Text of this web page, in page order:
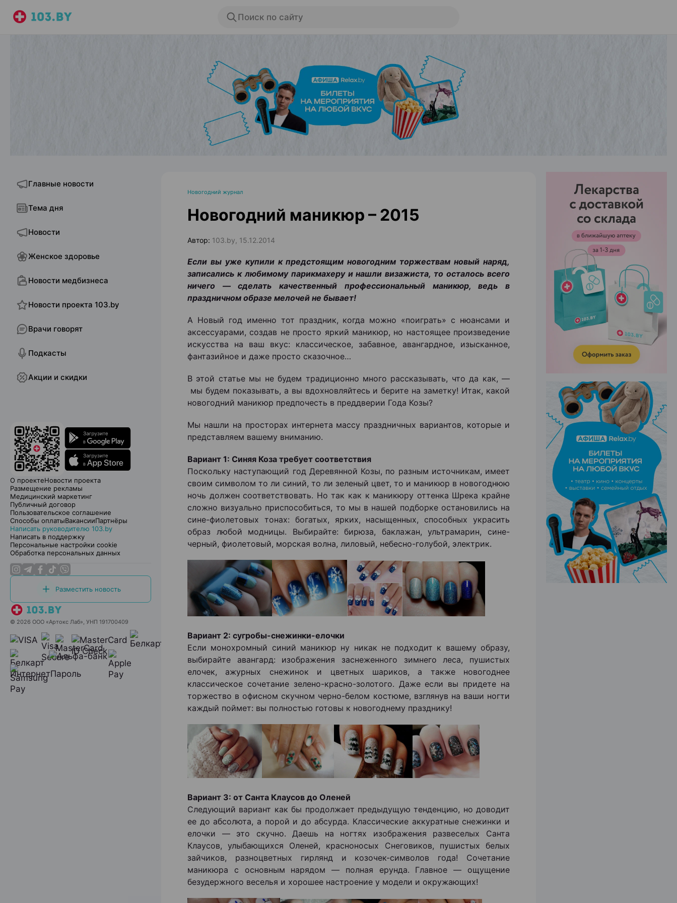
Поиск по сайту
ЭФФЕКТИВНАЯ РЕКЛАМА НА САЙТЕ
Главные новости
Тема дня
Новости
Женское здоровье
Новости медбизнеса
Новости проекта 103.by
Врачи говорят
Подкасты
Акции и скидки
О проектеНовости проекта
Размещение рекламы
Медицинский маркетинг
Публичный договор
Пользовательское соглашение
Способы оплатыВакансииПартнёры
Написать руководителю 103.by
Написать в поддержку
Персональные настройки cookie
Обработка персональных данных
Разместить новость
© 2026 ООО «Артокс Лаб», УНП 191700409
Новогодний журнал
Новогодний маникюр – 2015
Автор: 103.by, 15.12.2014
Если вы уже купили к предстоящим новогодним торжествам новый наряд,
записались к любимому парикмахеру и нашли визажиста, то осталось всего
ничего — сделать качественный профессиональный маникюр, ведь в
праздничном образе мелочей не бывает!
А Новый год именно тот праздник, когда можно «поиграть» с нюансами и
аксессуарами, создав не просто яркий маникюр, но настоящее произведение
искусства на ваш вкус: классическое, забавное, авангардное, изысканное,
фантазийное и даже просто сказочное…
В этой статье мы не будем традиционно много рассказывать, что да как, —
мы будем показывать, а вы вдохновляйтесь и берите на заметку! Итак, какой
новогодний маникюр предпочесть в преддверии Года Козы?
Мы нашли на просторах интернета массу праздничных вариантов, которые и
представляем вашему вниманию.
Вариант 1: Синяя Коза требует соответствия
Поскольку наступающий год Деревянной Козы, по разным источникам, имеет
своим символом то ли синий, то ли зеленый цвет, то и маникюр в новогоднюю
ночь должен соответствовать. Но так как к маникюру оттенка Шрека крайне
сложно визуально приспособиться, то мы в нашей подборке остановились на
сине-фиолетовых тонах: богатых, ярких, насыщенных, способных украсить
образ любой модницы. Выбирайте: бирюза, баклажан, ультрамарин, сине-
черный, фиолетовый, морская волна, лиловый, небесно-голубой, электрик.
Вариант 2: сугробы-снежинки-елочки
Если монохромный синий маникюр ну никак не подходит к вашему образу,
выбирайте авангард: изображения заснеженного зимнего леса, пушистых
елочек, ажурных снежинок и цветных шариков, а также новогоднее
классическое сочетание зелено-красно-золотого. Даже если вы придете на
торжество в офисном скучном черно-белом костюме, взглянув на ваши ногти
каждый поймет: вы полностью готовы к новогоднему празднику!
Вариант 3: от Санта Клаусов до Оленей
Следующий вариант как бы продолжает предыдущую тенденцию, но доводит
ее до абсолюта, а порой и до абсурда. Классические аккуратные снежинки и
елочки — это скучно. Даешь на ногтях изображения развеселых Санта
Клаусов, улыбающихся Оленей, красноносых Снеговиков, пушистых белых
зайчиков, разноцветных гирлянд и козочек-символов года! Сочетание
маникюра с основным нарядом — полная ерунда. Главное — ощущение
безудержного веселья и хорошее настроение у модели и окружающих!
ЭФФЕКТИВНАЯ РЕКЛАМА НА САЙТЕ
ЭФФЕКТИВНАЯ РЕКЛАМА НА САЙТЕ